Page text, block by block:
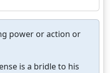
power or action or
is a bridle to his